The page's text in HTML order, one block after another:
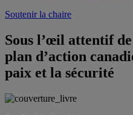
Soutenir la chaire
Sous l’œil attentif
plan d’action
paix et la sécurité